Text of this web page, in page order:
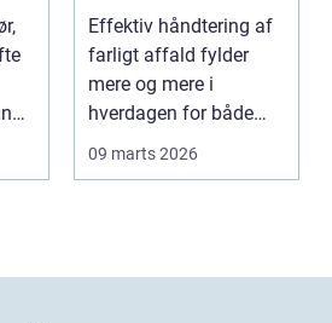
virksomheden
Effektiv håndtering af
farligt affald fylder
mere og mere i
hverdagen for både
produktionsvirksomhe
09 marts 2026